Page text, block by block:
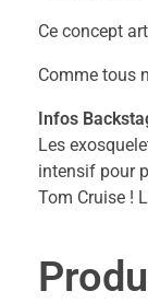
Ce concept
Comme tous
Infos
Les
intensif pour
Tom Cruise !